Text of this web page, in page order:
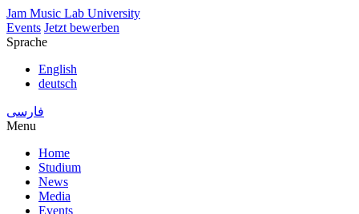
Skip
to
main
Jam Music Lab University
Events Jetzt bewerben
Sprache
English
deutsch
فارسی
Menu
Main
navigation
Home
Studium
News
Media
Events